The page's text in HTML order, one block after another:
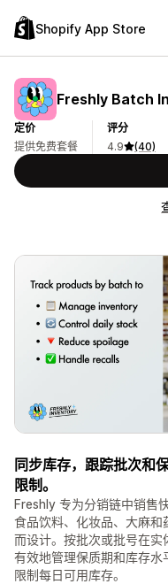
Shopify App Store
Freshly Batch
定价
提供免费套餐
评分
4.9
(40)
同步库存，跟踪批次和
限制。
Freshly 专为分销链中销售
食品饮料、化妆品、大麻
而设计。按批次或批号在
有效地管理保质期和库存
限制每日可用库存。